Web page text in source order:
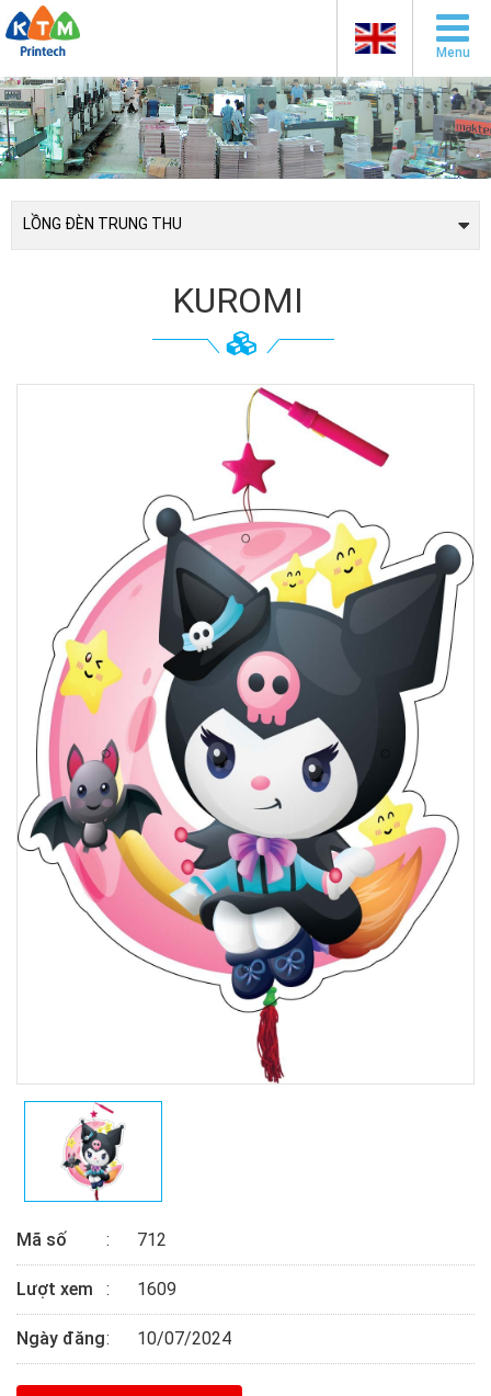
Menu
LỒNG ĐÈN TRUNG THU
KUROMI
Mã số 712
Lượt xem 1609
Ngày đăng 10/07/2024